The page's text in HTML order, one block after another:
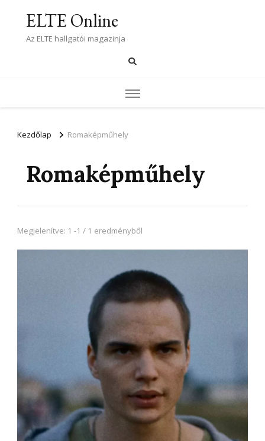
ELTE Online
Az ELTE hallgatói magazinja
Kezdőlap Romaképműhely
Romaképműhely
Megjelenítve: 1 -1 / 1 eredményből